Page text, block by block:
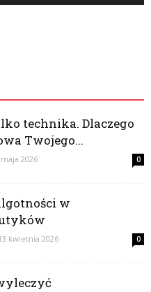
technika. Dlaczego
Twojego...
2026 0
w
kwietnia 2026 0